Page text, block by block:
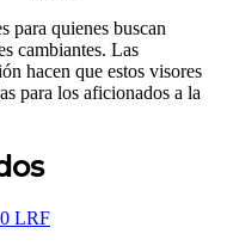
para quienes buscan
cambiantes. Las
hacen que estos visores
para los aficionados a la